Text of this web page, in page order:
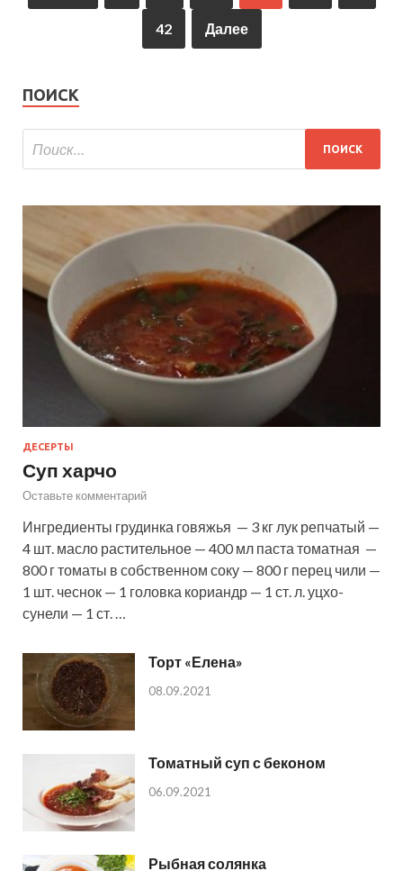
42 Далее
ПОИСК
ДЕСЕРТЫ
Суп харчо
Оставьте комментарий
Ингредиенты грудинка говяжья — 3 кг лук репчатый —
4 шт. масло растительное — 400 мл паста томатная —
800 г томаты в собственном соку — 800 г перец чили —
1 шт. чеснок — 1 головка кориандр — 1 ст. л. уцхо-
сунели — 1 ст. …
Торт «Елена»
08.09.2021
Томатный суп с беконом
06.09.2021
Рыбная солянка